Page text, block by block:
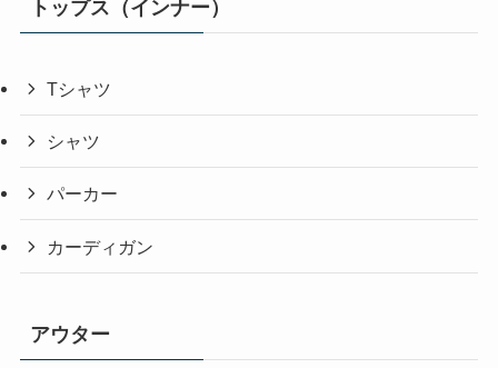
トップス（インナー）
Tシャツ
シャツ
パーカー
カーディガン
アウター